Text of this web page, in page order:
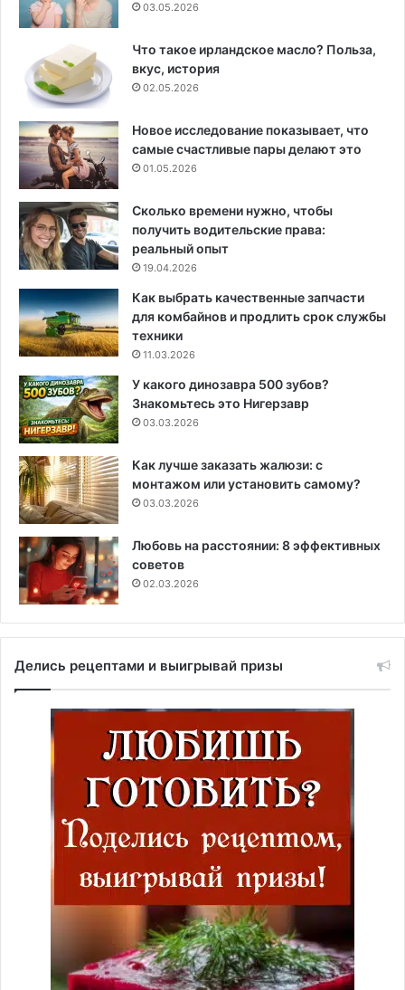
03.05.2026
Что такое ирландское масло? Польза,
вкус, история
02.05.2026
Новое исследование показывает, что
самые счастливые пары делают это
01.05.2026
Сколько времени нужно, чтобы
получить водительские права:
реальный опыт
19.04.2026
Как выбрать качественные запчасти
для комбайнов и продлить срок службы
техники
11.03.2026
У какого динозавра 500 зубов?
Знакомьтесь это Нигерзавр
03.03.2026
Как лучше заказать жалюзи: с
монтажом или установить самому?
03.03.2026
Любовь на расстоянии: 8 эффективных
советов
02.03.2026
Делись рецептами и выигрывай призы